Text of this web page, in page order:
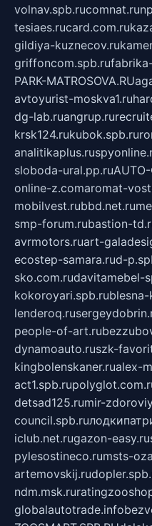
volnav.spb.rucomnat.ru
tesiaes.rucard.com.ru
gildiya-kuznecov.ru
griffoncom.spb.ru
PARK-MATROSOVA.RU
avtoyurist-moskva1.ru
dg-lab.ruangrup.ru
krsk124.rukubok.spb.ru
analitikaplus.ru
sloboda-ural.pp.ru
online-z.comaromat-
mobilvest.rubbd.net.ru
smp-forum.rubastion-
avrmotors.ruart-
ecostep-samara.rud-
sko.com.rudavitamebel-
kokoroyari.spb.rublesna-
lenderoq.ru
people-of-art.ru
dynamoauto.ruszk-
kingbolenskaner.rualex-
act1.spb.ru
detsad125.rumir-
council.spb.ru
iclub.net.rugazon-easy.ru
pylesostineco.rumsts-
artemovskij.ru
ndm.msk.ru
globalautotrade.info